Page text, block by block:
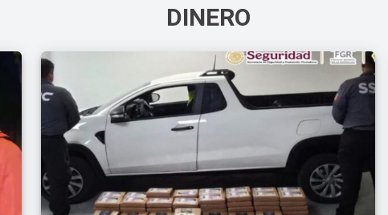
DINERO